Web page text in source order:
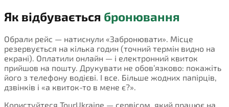
Як відбувається бронювання
Обрали рейс — натиснули «Забронювати». Місце
резервується на кілька годин (точний термін видно на
екрані). Оплатили онлайн — і електронний квиток
прийшов на пошту. Друкувати не обов’язково: покажіть
його з телефону водієві. І все. Більше жодних папірців,
дзвінків і «а квиток-то в мене є?».
Користуйтеся TourUkraine — сервісом, який працює на